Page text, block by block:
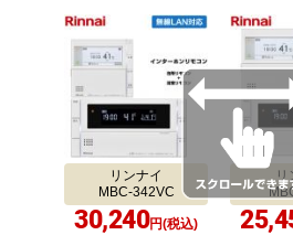
リンナイ
MBC-342VC
30,240円(税込)
リ